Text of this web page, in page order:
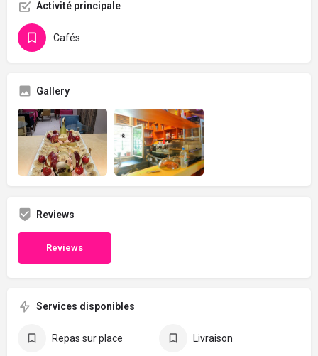
Activité principale
Cafés
Gallery
Reviews
Reviews
Services disponibles
Repas sur place Livraison